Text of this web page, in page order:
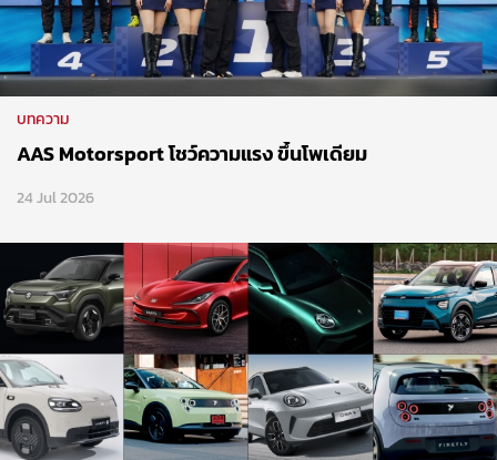
บทความ
AAS Motorsport โชว์ความแรง ขึ้นโพเดียม
24 Jul 2026